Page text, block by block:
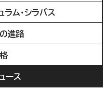
ラム・シラバス
進路
ース